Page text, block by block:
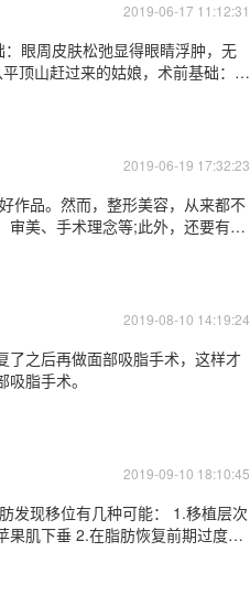
2019-06-17 11:12:31
眼周皮肤松弛显得眼睛浮肿，无
2019-06-19 17:32:23
作品。然而，整形美容，从来都不
审美、手术理念等;此外，还要有整
2019-08-10 14:19:24
了之后再做面部吸脂手术，这样才
脂手术。
2019-09-10 18:10:45
前期过度按